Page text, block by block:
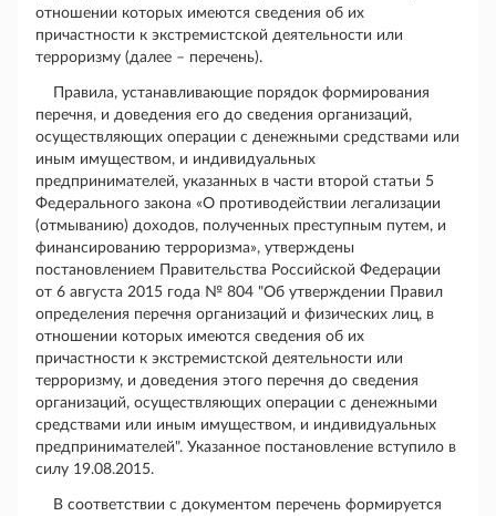
отношении которых имеются сведения об их
причастности к экстремистской деятельности или
терроризму (далее – перечень).
Правила, устанавливающие порядок формирования
перечня, и доведения его до сведения организаций,
осуществляющих операции с денежными средствами или
иным имуществом, и индивидуальных
предпринимателей, указанных в части второй статьи 5
Федерального закона «О противодействии легализации
(отмыванию) доходов, полученных преступным путем, и
финансированию терроризма», утверждены
постановлением Правительства Российской Федерации
от 6 августа 2015 года № 804 "Об утверждении Правил
определения перечня организаций и физических лиц, в
отношении которых имеются сведения об их
причастности к экстремистской деятельности или
терроризму, и доведения этого перечня до сведения
организаций, осуществляющих операции с денежными
средствами или иным имуществом, и индивидуальных
предпринимателей". Указанное постановление вступило в
силу 19.08.2015.
В соответствии с документом перечень формируется